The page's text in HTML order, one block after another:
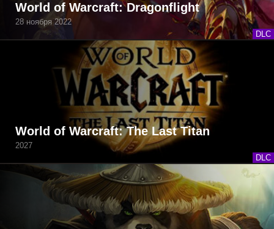
DLC
World of Warcraft: Dragonflight
28 ноября 2022
DLC
World of Warcraft: The Last Titan
2027